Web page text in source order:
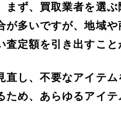
ず、買取業者を選
多いですが、地域
定額を引き出すこと
し、不要なアイテ
め、あらゆるアイ